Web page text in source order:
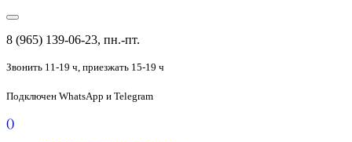
8 (965) 139-06-23, пн.-пт.
Звонить 11-19 ч, приезжать 15-19 ч
Подключен WhatsApp и Telegram
()